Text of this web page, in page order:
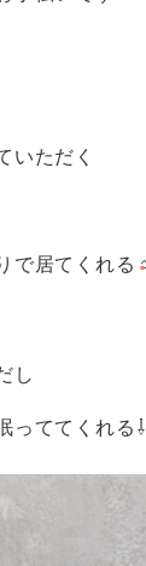
いただく
で居てくれる
し
っててくれる⇩